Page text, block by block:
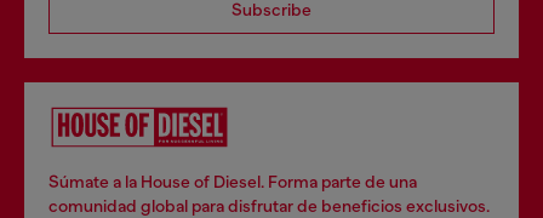
Subscribe
Súmate a la House of Diesel. Forma parte de una
comunidad global para disfrutar de beneficios exclusivos.